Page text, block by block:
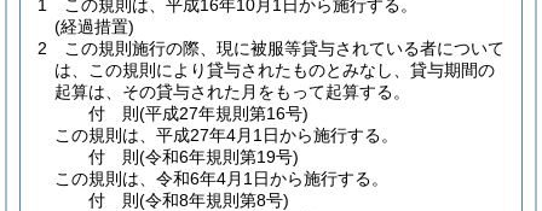
1
この規則は、平成16年10月1日から施行する。
(経過措置)
2
この規則施行の際、現に被服等貸与されている者について
は、この規則により貸与されたものとみなし、貸与期間の
起算は、その貸与された月をもって起算する。
付 則(平成27年規則第16号)
この規則は、平成27年4月1日から施行する。
付 則(令和6年規則第19号)
この規則は、令和6年4月1日から施行する。
付 則(令和8年規則第8号)